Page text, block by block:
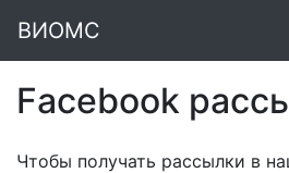
ВИОМС
Facebook
Чтобы получать рассылки в